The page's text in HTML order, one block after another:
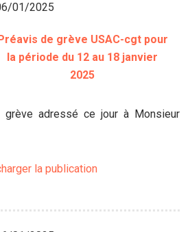
01/2025
Préavis de grève USAC-cgt pour
la période du 12 au 18 janvier
2025
adressé ce jour à Monsieur
la publication